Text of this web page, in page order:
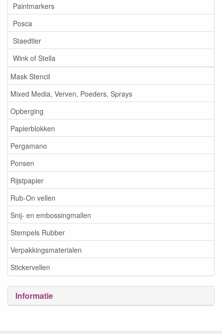
Paintmarkers
Posca
Staedtler
Wink of Stella
Mask Stencil
Mixed Media, Verven, Poeders, Sprays
Opberging
Papierblokken
Pergamano
Ponsen
Rijstpapier
Rub-On vellen
Snij- en embossingmallen
Stempels Rubber
Verpakkingsmaterialen
Stickervellen
Informatie